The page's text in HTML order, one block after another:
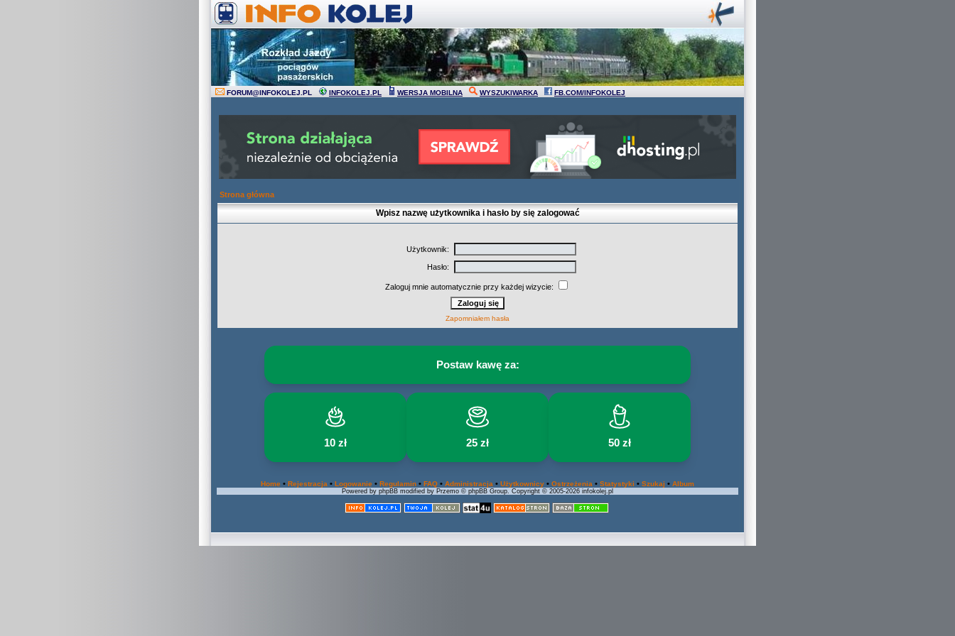
FORUM@INFOKOLEJ.PL INFOKOLEJ.PL WERSJA MOBILNA WYSZUKIWARKA FB.COM/INFOKOLEJ
Strona główna
Wpisz nazwę użytkownika i hasło by się zalogować
Użytkownik:
Hasło:
Zaloguj mnie automatycznie przy każdej wizycie:
Zapomniałem hasła
Postaw kawę za:
10 zł 25 zł 50 zł
Home • Rejestracja • Logowanie • Regulamin • FAQ • Administracja • Użytkownicy • Ostrzeżenia • Statystyki • Szukaj • Album
Powered by phpBB modified by Przemo © phpBB Group. Copyright © 2005-2026 infokolej.pl